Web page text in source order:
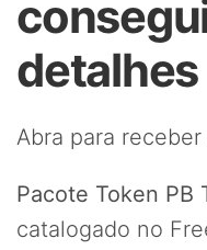
Abra para
Pacote Token PB
catalogado no